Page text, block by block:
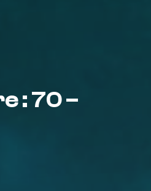
: 70 –